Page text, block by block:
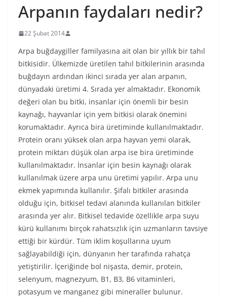
Arpanın faydaları nedir?
22 Şubat 2014
Arpa buğdaygiller familyasına ait olan bir yıllık bir tahıl
bitkisidir. Ülkemizde üretilen tahıl bitkilerinin arasında
buğdayın ardından ikinci sırada yer alan arpanın,
dünyadaki üretimi 4. Sırada yer almaktadır. Ekonomik
değeri olan bu bitki, insanlar için önemli bir besin
kaynağı, hayvanlar için yem bitkisi olarak önemini
korumaktadır. Ayrıca bira üretiminde kullanılmaktadır.
Protein oranı yüksek olan arpa hayvan yemi olarak,
protein miktarı düşük olan arpa ise bira üretiminde
kullanılmaktadır. İnsanlar için besin kaynağı olarak
kullanılmak üzere arpa unu üretimi yapılır. Arpa unu
ekmek yapımında kullanılır. Şifalı bitkiler arasında
olduğu için, bitkisel tedavi alanında kullanılan bitkiler
arasında yer alır. Bitkisel tedavide özellikle arpa suyu
kürü kullanımı birçok rahatsızlık için uzmanların tavsiye
ettiği bir kürdür. Tüm iklim koşullarına uyum
sağlayabildiği için, dünyanın her tarafında rahatça
yetiştirilir. İçeriğinde bol nişasta, demir, protein,
selenyum, magnezyum, B1, B3, B6 vitaminleri,
potasyum ve manganez gibi mineraller bulunur.